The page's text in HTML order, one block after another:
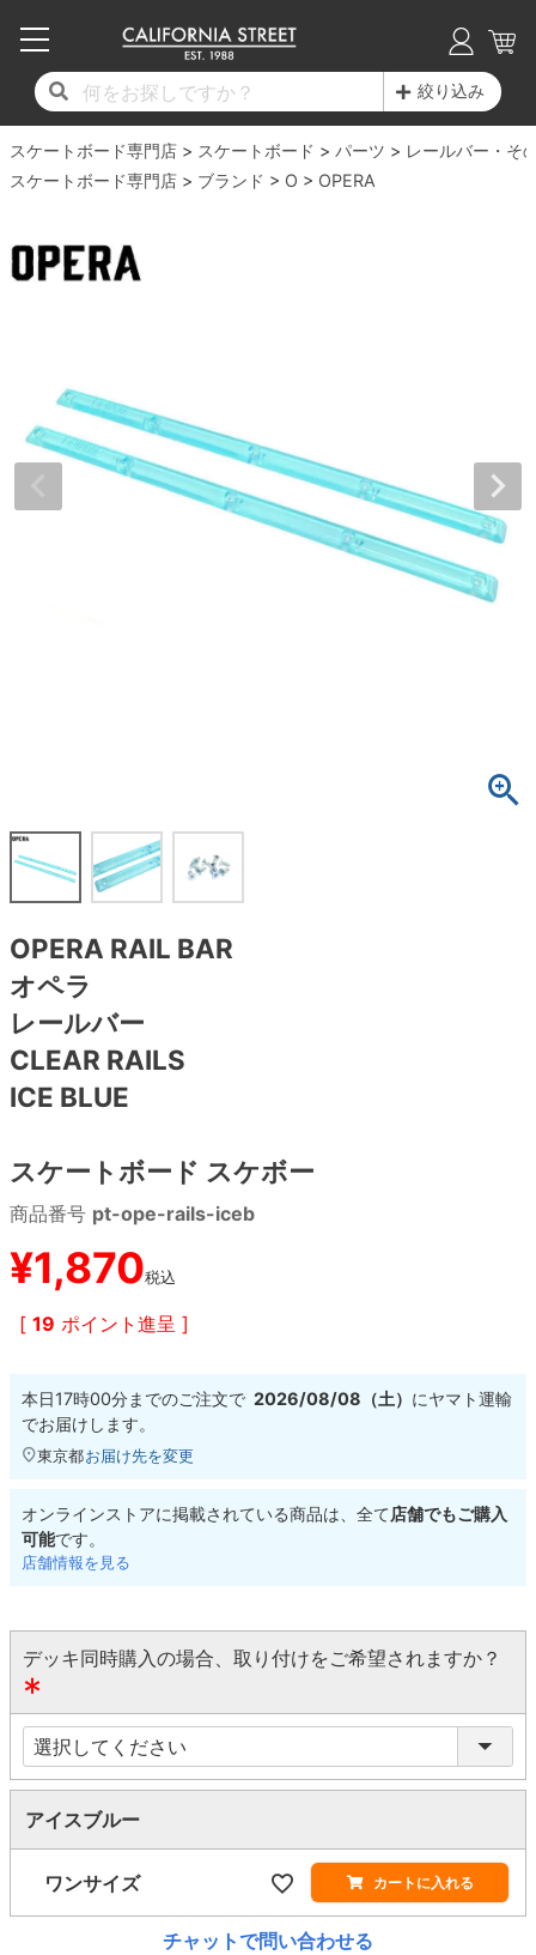
絞り込み
スケートボード専門店 スケートボード パーツ
レールバー・そ
スケートボード専門店
ブランド O OPERA
OPERA RAIL BAR
オペラ
レールバー
CLEAR RAILS
ICE BLUE
スケートボード スケボー
商品番号 pt-ope-rails-iceb
¥1,870税込
[ 19 ポイント進呈 ]
本日17時00分までのご注文で 2026/08/08（土） にヤマト運輸
でお届けします。
東京都お届け先を変更
オンラインストアに掲載されている商品は、全て店舗でもご購入
可能です。
店舗情報を見る
デッキ同時購入の場合、取り付けをご希望されますか？
(
必
須
)アイスブルー
ワンサイズ カートに入れる
チャットで問い合わせる
17時までのご注文は当日発送！
11,000円以上で送料無料！
毎月1日はポイント5倍！10日と20日は3倍！
デッキ
17時までのご注文は当日発送！
11,000円以上で送料無料！
毎月1日はポイント5倍！10日と20日は3倍！
デッキブランド一覧（全てのデッキ）
子供用デッキ
7.0inch以下
7.3inch
7.6inch
7.7inch
8.4inch
8.5inch
8.6inch
8.7inch
8.9inch
9.0inch以上
シェイプデッキ
17時までのご注文は当日発送！
11,000円以上で送料無料！
毎月1日はポイント5倍！10日と20日は3倍！
トラックブランド一覧（全てのトラック）
7.0inch以下
7.2inch
7.5inch
7.7inch
7.8inch
8.5inch
8.6inch
8.7inch
8.8inch
9.0inch以上
ウィール
17時までのご注文は当日発送！
11,000円以上で送料無料！
毎月1日はポイント5倍！10日と20日は3倍！
ウィールブランド一覧（全てのウィール）
50mm
51mm
53mm
55mm
56mm
64mm
65mm
70mm
72mm
110mm
スピットファイヤー F4（フォーミュラフォ
ー）
ボーンズ XF（エックスフォーミュラ）
ボーンズ STF（エスティーエフ）
ベアリング
練習用アイテム（初心者におすすめ）
スケートケース・バッグ
メディア（雑誌・DVD・CD）
17時までのご注文は当日発送！
11,000円以上で送料無料！
毎月1日はポイント5倍！10日と20日は3倍！
シューズブランド一覧
20cm
21cm
22.5cm
23.5cm
24cm
27.5cm
28cm
28.5cm
29cm
30cm
サンダル
インソール
シューレース・その他
17時までのご注文は当日発送！
11,000円以上で送料無料！
毎月1日はポイント5倍！10日と20日は3倍！
ロングスリーブTシャツ
パーカー
トレーナー・セーター
キャップ
ソックス
アンダーウエア
サイズの測り方
17時までのご注文は当日発送！
11,000円以上で送料無料！
毎月1日はポイント5倍！10日と20日は3倍！
カテゴリー
17時までのご注文は当日発送！
11,000円以上で送料無料！
毎月1日はポイント5倍！10日と20日は3倍！
商品情報
スタッフおすすめアイテム
ブランド紹介
INFO
17時までのご注文は当日発送！
11,000円以上で送料無料！
毎月1日はポイント5倍！10日と20日は3倍！
ショップライダー紹介
カリフォルニアストリートの歴史
求人情報
プライバシーポリシー